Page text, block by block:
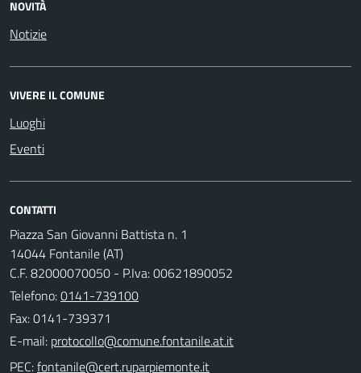
NOVITÀ
Notizie
VIVERE IL COMUNE
Luoghi
Eventi
CONTATTI
Piazza San Giovanni Battista n. 1
14044 Fontanile (AT)
C.F. 82000070050 - P.Iva: 00621890052
Telefono:0141-739100
Fax: 0141-739371
E-mail:
PEC: